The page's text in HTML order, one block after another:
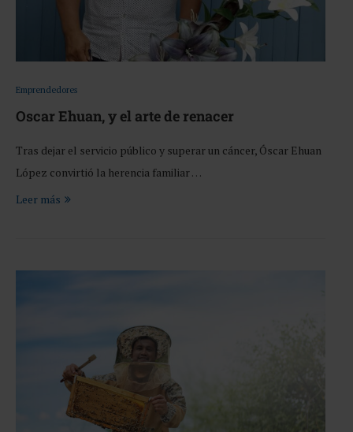
Emprendedores
Oscar Ehuan, y el arte de renacer
Tras dejar el servicio público y superar un cáncer, Óscar Ehuan
López convirtió la herencia familiar …
Leer más